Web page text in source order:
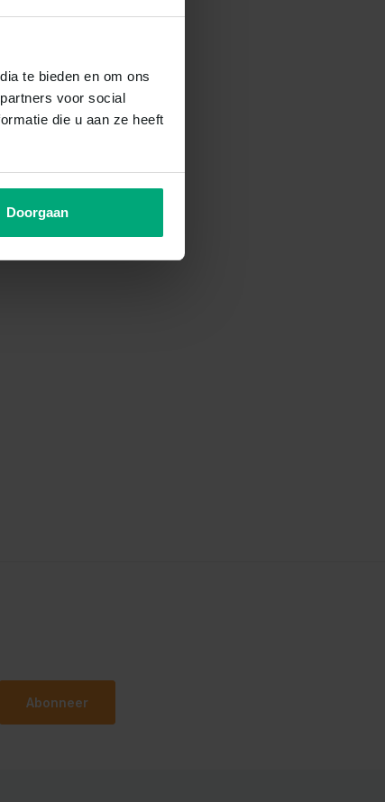
te bieden en om ons
voor social
die u aan ze heeft
Doorgaan
Abonneer